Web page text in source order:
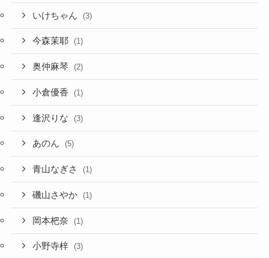
いけちゃん (3)
今森茉耶 (1)
奥仲麻琴 (2)
小倉優香 (1)
逢沢りな (3)
あのん (5)
青山なぎさ (1)
磯山さやか (1)
岡本杷奈 (1)
小野寺梓 (3)